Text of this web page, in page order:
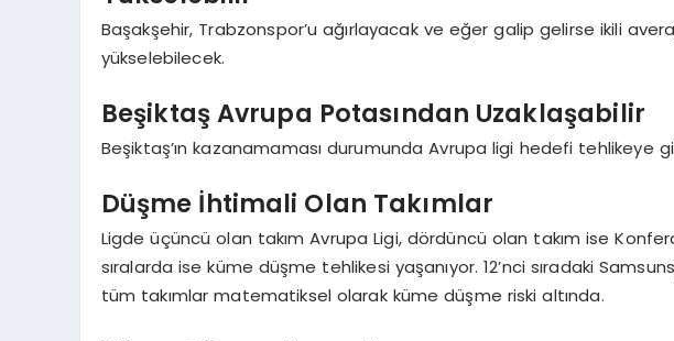
Başakşehir, Trabzonspor’u ağırlayacak ve eğer galip gelirse ikili
yükselebilecek.
Beşiktaş Avrupa Potasından Uzaklaşabilir
Beşiktaş’ın kazanamaması durumunda Avrupa ligi hedefi tehlikeye
Düşme İhtimali Olan Takımlar
Ligde üçüncü olan takım Avrupa Ligi, dördüncü olan takım ise
sıralarda ise küme düşme tehlikesi yaşanıyor. 12’nci sıradaki
tüm takımlar matematiksel olarak küme düşme riski altında.